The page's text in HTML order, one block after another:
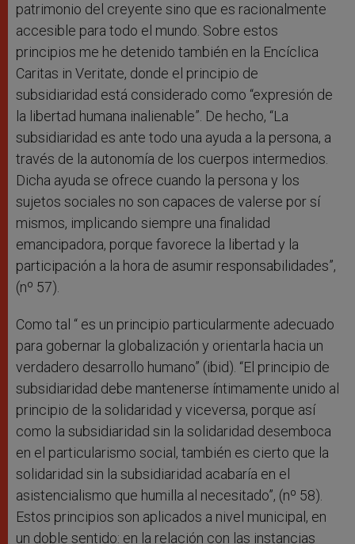
patrimonio del creyente sino que es racionalmente
accesible para todo el mundo. Sobre estos
principios me he detenido también en la Encíclica
Caritas in Veritate, donde el principio de
subsidiaridad está considerado como “expresión de
la libertad humana inalienable”. De hecho, “La
subsidiaridad es ante todo una ayuda a la persona, a
través de la autonomía de los cuerpos intermedios.
Dicha ayuda se ofrece cuando la persona y los
sujetos sociales no son capaces de valerse por sí
mismos, implicando siempre una finalidad
emancipadora, porque favorece la libertad y la
participación a la hora de asumir responsabilidades”,
(nº 57).
Como tal “ es un principio particularmente adecuado
para gobernar la globalización y orientarla hacia un
verdadero desarrollo humano” (ibid). “El principio de
subsidiaridad debe mantenerse íntimamente unido al
principio de la solidaridad y viceversa, porque así
como la subsidiaridad sin la solidaridad desemboca
en el particularismo social, también es cierto que la
solidaridad sin la subsidiaridad acabaría en el
asistencialismo que humilla al necesitado”, (nº 58).
Estos principios son aplicados a nivel municipal, en
un doble sentido: en la relación con las instancias